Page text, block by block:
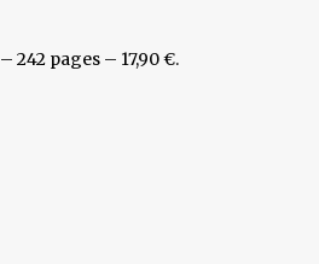
– 242 pages – 17,90 €.